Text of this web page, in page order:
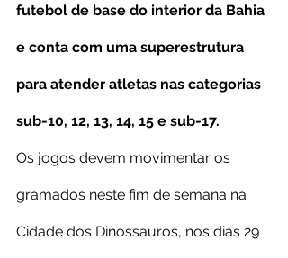
futebol de base do interior da Bahia
e conta com uma superestrutura
para atender atletas nas categorias
sub-10, 12, 13, 14, 15 e sub-17.
Os jogos devem movimentar os
gramados neste fim de semana na
Cidade dos Dinossauros, nos dias 29